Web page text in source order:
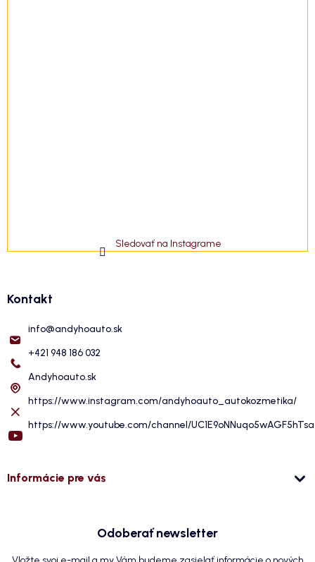
Sledovať na Instagrame
Kontakt
info@andyhoauto.sk
+421 948 186 032
Andyhoauto.sk
https://www.instagram.com/andyhoauto_autokozmetika/
https://www.youtube.com/channel/
Informácie pre vás
Odoberať newsletter